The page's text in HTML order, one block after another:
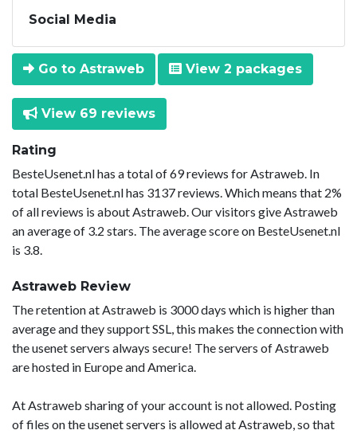
Social Media
Go to Astraweb View 2 packages
View 69 reviews
Rating
BesteUsenet.nl has a total of 69 reviews for Astraweb. In
total BesteUsenet.nl has 3137 reviews. Which means that 2%
of all reviews is about Astraweb. Our visitors give Astraweb
an average of 3.2 stars. The average score on BesteUsenet.nl
is 3.8.
Astraweb Review
The retention at Astraweb is 3000 days which is higher than
average and they support SSL, this makes the connection with
the usenet servers always secure! The servers of Astraweb
are hosted in Europe and America.
At Astraweb sharing of your account is not allowed. Posting
of files on the usenet servers is allowed at Astraweb, so that